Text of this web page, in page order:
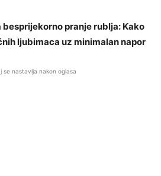
pranje rublja: Kako
ljubimaca uz minimalan napor
se nastavlja nakon oglasa